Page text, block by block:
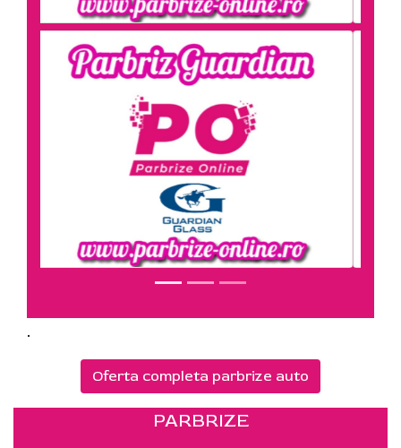
.
Oferta completa parbrize auto
PARBRIZE